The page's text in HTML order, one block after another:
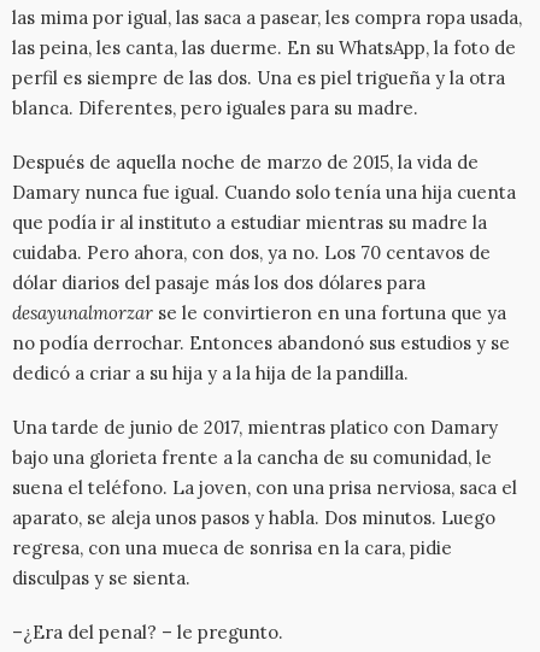
las mima por igual, las saca a pasear, les compra ropa usada,
las peina, les canta, las duerme. En su WhatsApp, la foto de
perfil es siempre de las dos. Una es piel trigueña y la otra
blanca. Diferentes, pero iguales para su madre.
Después de aquella noche de marzo de 2015, la vida de
Damary nunca fue igual. Cuando solo tenía una hija cuenta
que podía ir al instituto a estudiar mientras su madre la
cuidaba. Pero ahora, con dos, ya no. Los 70 centavos de
dólar diarios del pasaje más los dos dólares para
desayunalmorzar se le convirtieron en una fortuna que ya
no podía derrochar. Entonces abandonó sus estudios y se
dedicó a criar a su hija y a la hija de la pandilla.
Una tarde de junio de 2017, mientras platico con Damary
bajo una glorieta frente a la cancha de su comunidad, le
suena el teléfono. La joven, con una prisa nerviosa, saca el
aparato, se aleja unos pasos y habla. Dos minutos. Luego
regresa, con una mueca de sonrisa en la cara, pidie
disculpas y se sienta.
–¿Era del penal? – le pregunto.